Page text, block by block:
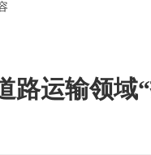
路运输领域